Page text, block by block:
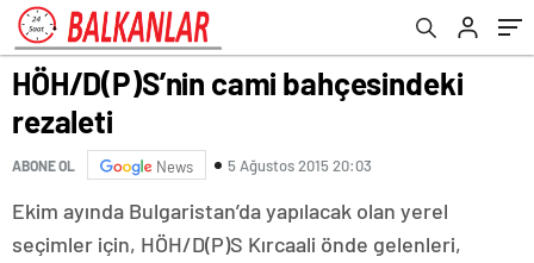
HÖH/D(P)S’nin cami bahçesindeki
rezaleti
ABONE OL News 5 Ağustos 2015 20:03
Ekim ayında Bulgaristan’da yapılacak olan yerel
seçimler için, HÖH/D(P)S Kırcaali önde gelenleri,